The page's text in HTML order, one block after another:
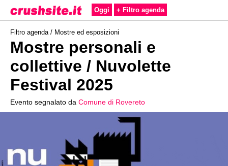
Oggi + Filtro agenda
Filtro agenda / Mostre ed esposizioni
Mostre personali e
collettive / Nuvolette
Festival 2025
Evento segnalato da Comune di Rovereto